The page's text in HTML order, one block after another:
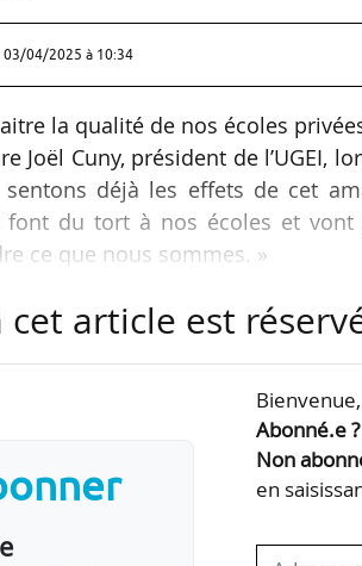
03/04/2025 à 10:34
la qualité de nos écoles
Joël Cuny, président de l’UGEI,
déjà les effets de cet
font du tort à nos écoles et vont
ce que nous sommes. »
la parution de l’ouvrage de la
ouvert et engagé » entretenu
cet article est
Bienvenue,
Abonné.e ?
Non
en